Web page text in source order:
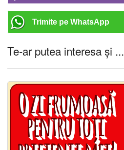
Trimite pe WhatsApp
Te-ar putea interesa și ...